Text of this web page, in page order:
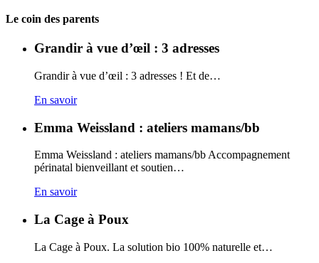
Carto
Le coin des parents
Grandir à vue d’œil : 3 adresses
Grandir à vue d’œil : 3 adresses ! Et de…
En savoir
Emma Weissland : ateliers mamans/bb
Emma Weissland : ateliers mamans/bb Accompagnement
périnatal bienveillant et soutien…
En savoir
La Cage à Poux
La Cage à Poux. La solution bio 100% naturelle et…